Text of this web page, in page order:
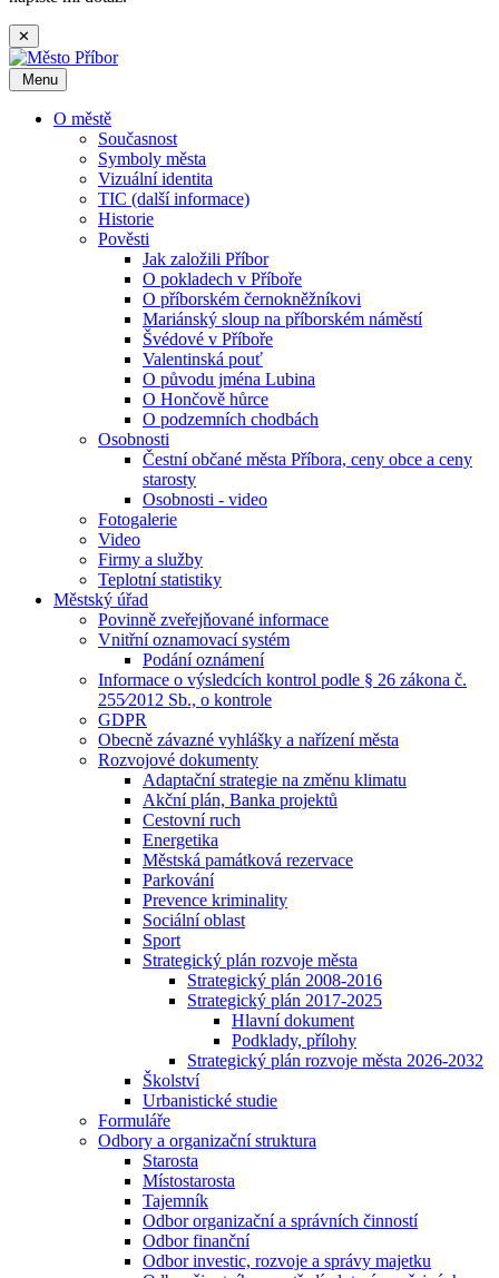
✕
Menu
O městě
Současnost
Symboly města
Vizuální identita
TIC (další informace)
Historie
Pověsti
Jak založili Příbor
O pokladech v Příboře
O příborském černokněžníkovi
Mariánský sloup na příborském náměstí
Švédové v Příboře
Valentinská pouť
O původu jména Lubina
O Hončově hůrce
O podzemních chodbách
Osobnosti
Čestní občané města Příbora, ceny obce a ceny
starosty
Osobnosti - video
Fotogalerie
Video
Firmy a služby
Teplotní statistiky
Městský úřad
Povinně zveřejňované informace
Vnitřní oznamovací systém
Podání oznámení
Informace o výsledcích kontrol podle § 26 zákona č.
255⁄2012 Sb., o kontrole
GDPR
Obecně závazné vyhlášky a nařízení města
Rozvojové dokumenty
Adaptační strategie na změnu klimatu
Akční plán, Banka projektů
Cestovní ruch
Energetika
Městská památková rezervace
Parkování
Prevence kriminality
Sociální oblast
Sport
Strategický plán rozvoje města
Strategický plán 2008-2016
Strategický plán 2017-2025
Hlavní dokument
Podklady, přílohy
Strategický plán rozvoje města 2026-2032
Školství
Urbanistické studie
Formuláře
Odbory a organizační struktura
Starosta
Místostarosta
Tajemník
Odbor organizační a správních činností
Odbor finanční
Odbor investic, rozvoje a správy majetku